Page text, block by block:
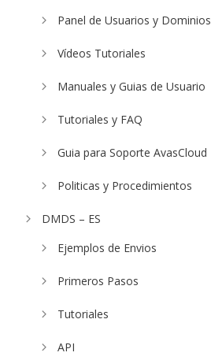
Panel de Usuarios y Dominios
Vídeos Tutoriales
Manuales y Guias de Usuario
Tutoriales y FAQ
Guia para Soporte AvasCloud
Politicas y Procedimientos
DMDS – ES
Ejemplos de Envios
Primeros Pasos
Tutoriales
API